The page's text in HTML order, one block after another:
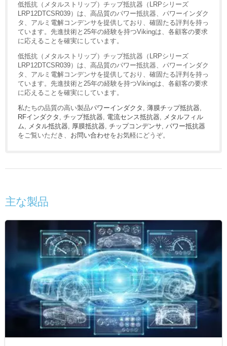
低抵抗（メタルストリップ）チップ抵抗器（LRPシリーズ
LRP12DTCSR039）は、高品質のパワー抵抗器、パワーインダク
タ、アルミ電解コンデンサを提供しており、確固たる評判を持っ
ています。先進技術と25年の経験を持つVikingは、各顧客の要求
に応えることを確実にしています。
低抵抗（メタルストリップ）チップ抵抗器（LRPシリーズ
LRP12DTCSR039）は、高品質のパワー抵抗器、パワーインダク
タ、アルミ電解コンデンサを提供しており、確固たる評判を持っ
ています。先進技術と25年の経験を持つVikingは、各顧客の要求
に応えることを確実にしています。
私たちの品質の高い製品パワーインダクタ , 薄膜チップ抵抗器,
RFインダクタ , チップ抵抗器, 電流センス抵抗器, メタルフィル
ム, メタル抵抗器, 厚膜抵抗器, チップコンデンサ, パワー抵抗器
をご覧いただき、 お問い合わせをお気軽にどうぞ。
主な製品